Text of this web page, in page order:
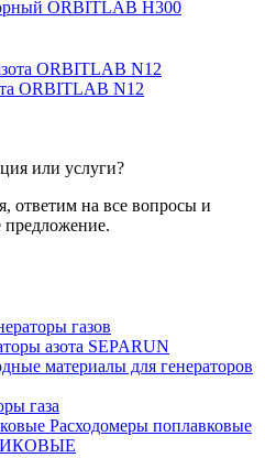
ORBITLAB H300
ORBITLAB N12
или услуги?
на все вопросы и
предложение.
газов
азота SEPARUN
материалы для генераторов
газа
Расходомеры поплавковые